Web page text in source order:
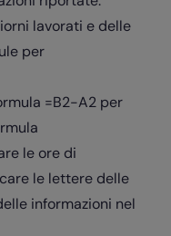
lavorati e delle
per
=B2-A2 per
le ore di
le lettere delle
informazioni nel